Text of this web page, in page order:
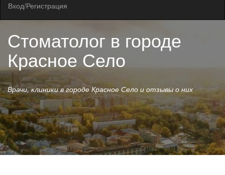
Вход/Регистрация
Стоматолог в городе
Красное Село
Врачи, клиники в городе Красное Село и отзывы о них